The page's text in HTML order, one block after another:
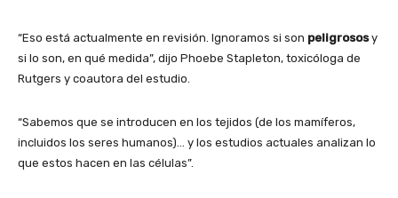
“Eso está actualmente en revisión. Ignoramos si son peligrososy
si lo son, en qué medida”, dijo Phoebe Stapleton, toxicóloga de
Rutgers y coautora del estudio.
“Sabemos que se introducen en los tejidos (de los mamíferos,
incluidos los seres humanos)… y los estudios actuales analizan lo
que estos hacen en las células”.